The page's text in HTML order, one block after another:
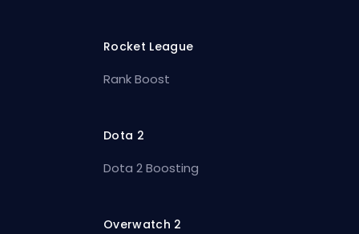
Rocket League
Rank Boost
Dota 2
Dota 2 Boosting
Overwatch 2